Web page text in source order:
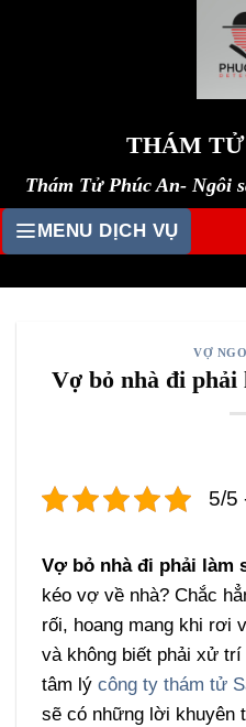
THÁM
Thám Tử Phúc An- Ngôi
MENU DỊCH VỤ
VỢ
Vợ bỏ nhà đi phải
5/5
Vợ bỏ nhà đi phải làm
kéo vợ về nhà? Chắc
rối, hoang mang khi rơi
và không biết phải xử
tâm lýcông ty thám tử
sẽ có những lời khuyên